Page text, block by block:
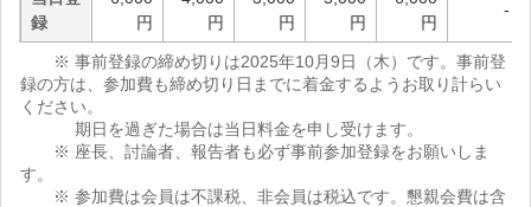
録
円
円
円
円
円
-
※ 事前登録の締め切りは2025年10月9日（木）です。事前登
録の方は、参加費も締め切り日までに着金するようお取り計らい
ください。
期日を過ぎた場合は当日料金を申し受けます。
※ 座長、討論者、報告者も必ず事前参加登録をお願いしま
す。
※ 参加費は会員は不課税、非会員は税込です。懇親会費は含